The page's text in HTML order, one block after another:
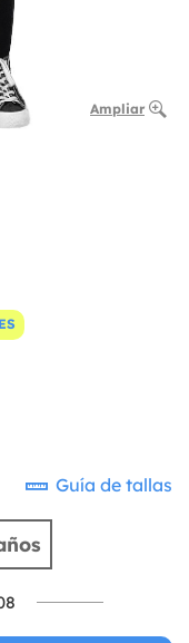
Ampliar
Guía de tallas